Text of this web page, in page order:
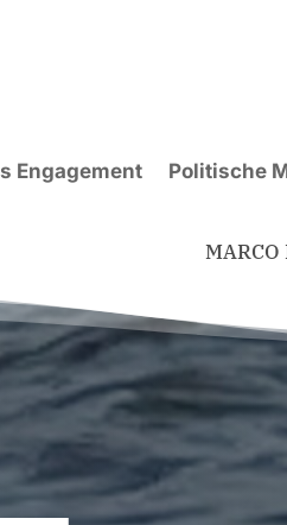
Engagement Politische